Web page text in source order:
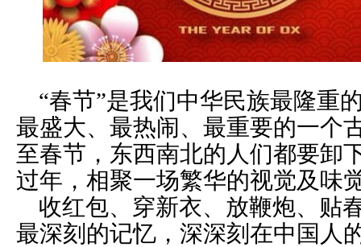
“春节”是我们中华民族最隆重
最盛大、最热闹、最重要的一个
至春节，东西南北的人们都要卸
过年，相聚一场繁华的视觉及味
收红包、穿新衣、放鞭炮、贴
最深刻的记忆，深深刻在中国人